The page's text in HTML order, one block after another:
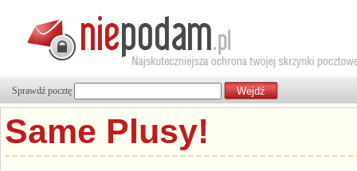
Sprawdź pocztę
Same Plusy!